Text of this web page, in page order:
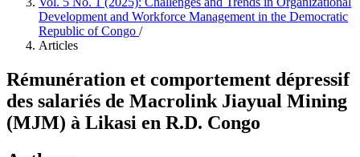
Development and Workforce Management in the Democratic
Republic of Congo /
Articles
Rémunération et comportement dépressif
des salariés de Macrolink Jiayual Mining
(MJM) à Likasi en R.D. Congo